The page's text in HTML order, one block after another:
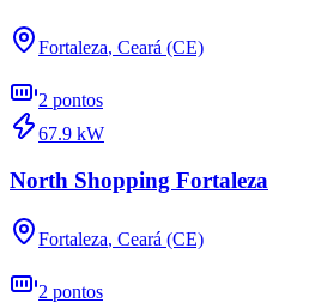
Fortaleza, Ceará (CE)
2 pontos
67.9 kW
North Shopping Fortaleza
Fortaleza, Ceará (CE)
2 pontos